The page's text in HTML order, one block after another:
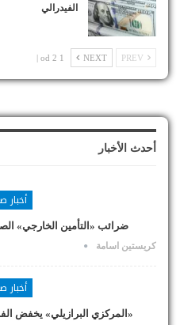
الفيدرالي
NEXT
1 od 2 |
أحدث الأخبار
أخبار
ضرائب «التأمين الخارجي»
كريستين اسامة
أخبار
«المركزي البرازيلي» يخفض الفائدة بـ25 نقطة